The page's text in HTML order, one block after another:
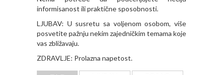
informisanost ili praktične sposobnosti.
LJUBAV: U susretu sa voljenom osobom, više
posvetite pažnju nekim zajedničkim temama koje
vas zbližavaju.
ZDRAVLJE: Prolazna napetost.